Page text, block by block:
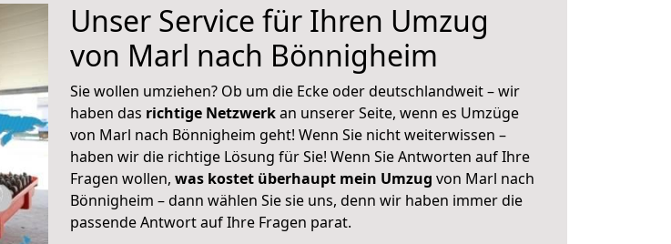
Unser Service für Ihren Umzug
von Marl nach Bönnigheim
Sie wollen umziehen? Ob um die Ecke oder deutschlandweit – wir
haben das richtige Netzwerkan unserer Seite, wenn es Umzüge
von Marl nach Bönnigheim geht! Wenn Sie nicht weiterwissen –
haben wir die richtige Lösung für Sie! Wenn Sie Antworten auf Ihre
Fragen wollen, was kostet überhaupt mein Umzug von Marl nach
Bönnigheim – dann wählen Sie sie uns, denn wir haben immer die
passende Antwort auf Ihre Fragen parat.